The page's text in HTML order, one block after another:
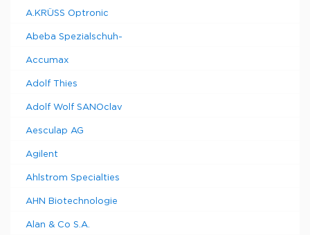
A.KRÜSS Optronic
Abeba Spezialschuh-
Accumax
Adolf Thies
Adolf Wolf SANOclav
Aesculap AG
Agilent
Ahlstrom Specialties
AHN Biotechnologie
Alan & Co S.A.